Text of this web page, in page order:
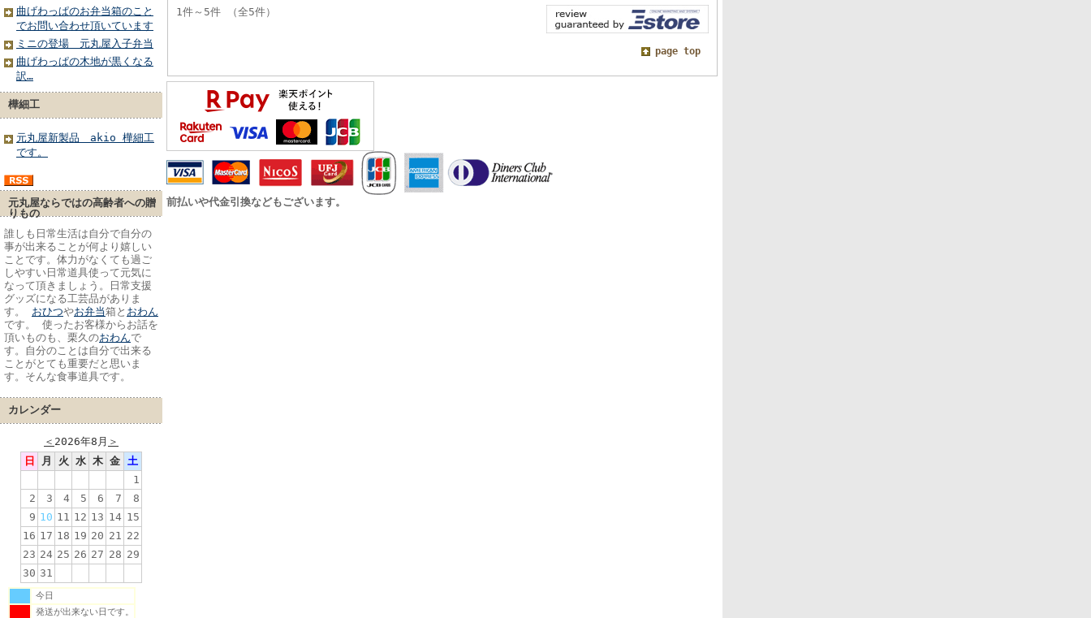
曲げわっぱのお弁当箱のこと
でお問い合わせ頂いています
ミニの登場 元丸屋入子弁当
曲げわっぱの木地が黒くなる
訳…
樺細工
元丸屋新製品 akio 樺細工
です。
元丸屋ならではの高齢者への贈
りもの
誰しも日常生活は自分で自分の
事が出来ることが何より嬉しい
ことです。体力がなくても過ご
しやすい日常道具使って元気に
なって頂きましょう。日常支援
グッズになる工芸品がありま
す。 おひつやお弁当箱と おわん
です。 使ったお客様からお話を
頂いものも、栗久のおわんで
す。自分のことは自分で出来る
ことがとても重要だと思いま
す。そんな食事道具です。
カレンダー
＜ 2026年8月 ＞
日
月 火 水 木 金 土
1
2
3 4 5 6 7
8
9 10 11 12 13 14 15
16 17 18 19 20 21 22
23 24 25 26 27 28 29
30 31
今日
発送が出来ない日です。
1件～5件 （全5件）
page top
前払いや代金引換などもございます。